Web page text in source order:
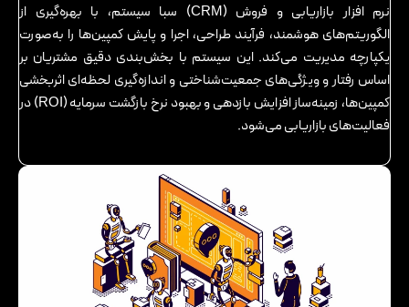
نرم افزار بازاریابی و فروش (CRM) سبا سیستم، با بهره‌گیری از
الگوریتم‌های هوشمند، فرآیند طراحی، اجرا و پایش کمپین‌ها را به‌صورت
یکپارچه مدیریت می‌کند. این سیستم با بخش‌بندی دقیق مشتریان بر
اساس رفتار و ویژگی‌های جمعیت‌شناختی و اندازه‌گیری لحظه‌ای اثربخشی
کمپین‌ها، زمینه‌ساز افزایش بازدهی و بهبود نرخ بازگشت سرمایه (ROI) در
فعالیت‌های بازاریابی می‌شود.